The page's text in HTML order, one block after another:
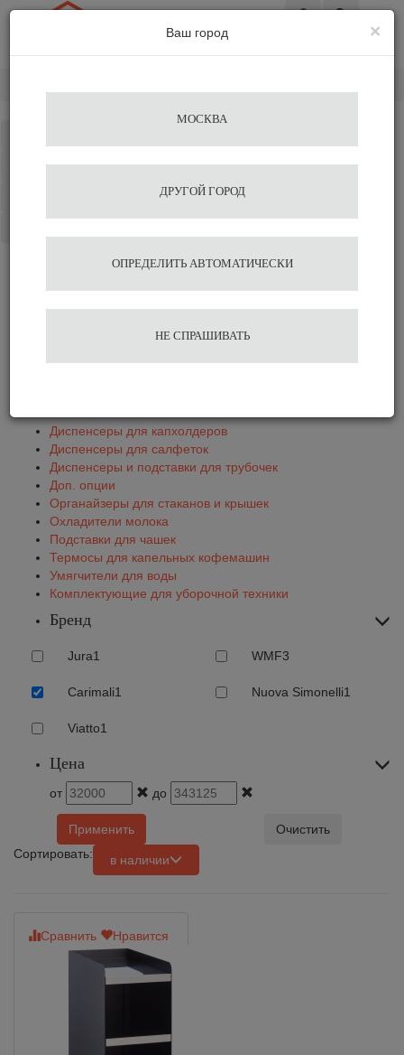
Избранное
Подставки для чашек Carimali
Диспенсеры для капхолдеров
Диспенсеры для салфеток
Диспенсеры и подставки для трубочек
Доп. опции
Органайзеры для стаканов и крышек
Охладители молока
Подставки для чашек
Термосы для капельных кофемашин
Умягчители для воды
Комплектующие для уборочной техники
Бренд
Jura1 WMF3
Carimali1 Nuova Simonelli1
Viatto1
Цена
от до
Применить
Очистить
Сортировать:
в наличии
Сравнить Нравится
×
Ваш город
МОСКВА
ДРУГОЙ ГОРОД
ОПРЕДЕЛИТЬ АВТОМАТИЧЕСКИ
НЕ СПРАШИВАТЬ